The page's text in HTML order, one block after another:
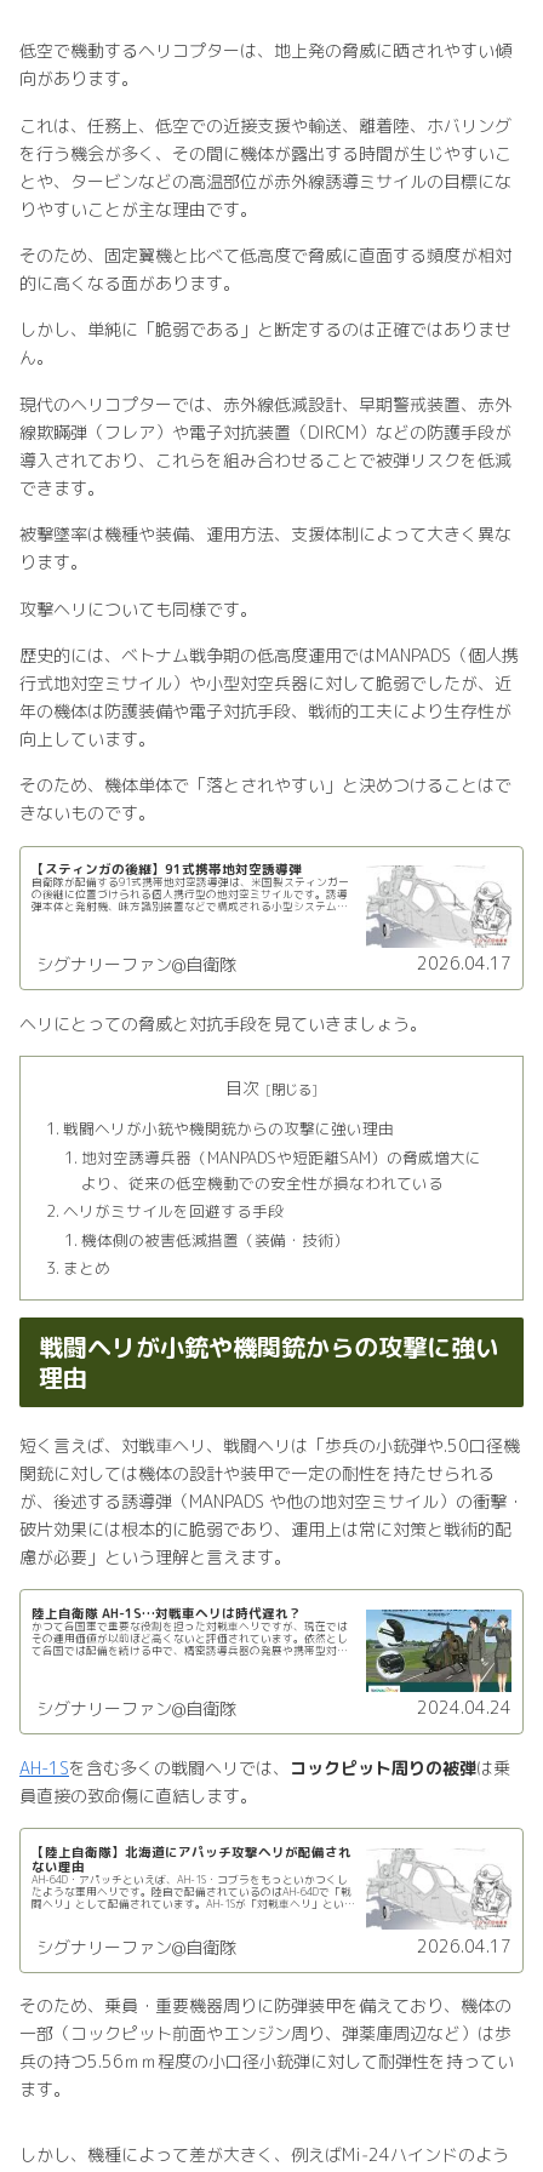
低空で機動するヘリコプターは、地上発の脅威に晒されやすい傾
向があります。
これは、任務上、低空での近接支援や輸送、離着陸、ホバリング
を行う機会が多く、その間に機体が露出する時間が生じやすいこ
とや、タービンなどの高温部位が赤外線誘導ミサイルの目標にな
りやすいことが主な理由です。
そのため、固定翼機と比べて低高度で脅威に直面する頻度が相対
的に高くなる面があります。
しかし、単純に「脆弱である」と断定するのは正確ではありませ
ん。
現代のヘリコプターでは、赤外線低減設計、早期警戒装置、赤外
線欺瞞弾（フレア）や電子対抗装置（DIRCM）などの防護手段が
導入されており、これらを組み合わせることで被弾リスクを低減
できます。
被撃墜率は機種や装備、運用方法、支援体制によって大きく異な
ります。
攻撃ヘリについても同様です。
歴史的には、ベトナム戦争期の低高度運用ではMANPADS（個人携
行式地対空ミサイル）や小型対空兵器に対して脆弱でしたが、近
年の機体は防護装備や電子対抗手段、戦術的工夫により生存性が
向上しています。
そのため、機体単体で「落とされやすい」と決めつけることはで
きないものです。
【スティンガの後継】91式携帯地対空誘導弾
自衛隊が配備する91式携帯地対空誘導弾は、米国製スティンガー
の後継に位置づけられる個人携行型の地対空ミサイルです。誘導
弾本体と発射機、味方識別装置などで構成される小型システム
シグナリーファン@自衛隊 2026.04.17
ヘリにとっての脅威と対抗手段を見ていきましょう。
目次
戦闘ヘリが小銃や機関銃からの攻撃に強い理由
地対空誘導兵器（MANPADSや短距離SAM）の脅威増大に
より、従来の低空機動での安全性が損なわれている
ヘリがミサイルを回避する手段
機体側の被害低減措置（装備・技術）
まとめ
戦闘ヘリが小銃や機関銃からの攻撃に強い
理由
短く言えば、対戦車ヘリ、戦闘ヘリは「歩兵の小銃弾や.50口径機
関銃に対しては機体の設計や装甲で一定の耐性を持たせられる
が、後述する誘導弾（MANPADS や他の地対空ミサイル）の衝撃・
破片効果には根本的に脆弱であり、運用上は常に対策と戦術的配
慮が必要」という理解と言えます。
陸上自衛隊 AH-1S…対戦車ヘリは時代遅れ？
かつて各国軍で重要な役割を担った対戦車ヘリですが、現在では
その運用価値が以前ほど高くないと評価されています。依然とし
て各国では配備を続ける中で、精密誘導兵器の発展や携帯型対戦
シグナリーファン@自衛隊 2024.04.24
AH-1Sを含む多くの戦闘ヘリでは、 コックピット周りの被弾は乗
員直接の致命傷に直結します。
【陸上自衛隊】北海道にアパッチ攻撃ヘリが配備され
ない理由
AH-64D・アパッチといえば、AH-1S・コブラをもっといかつくし
たような軍用ヘリです。陸自で配備されているのはAH-64Dで「戦
闘ヘリ」として配備されています。AH-1Sが「対戦車ヘリ」という
シグナリーファン@自衛隊 2026.04.17
そのため、乗員・重要機器周りに防弾装甲を備えており、機体の
一部（コックピット前面やエンジン周り、弾薬庫周辺など）は歩
兵の持つ5.56ｍｍ程度の小口径小銃弾に対して耐弾性を持ってい
ます。
しかし、機種によって差が大きく、例えばMi‑24ハインドのよう